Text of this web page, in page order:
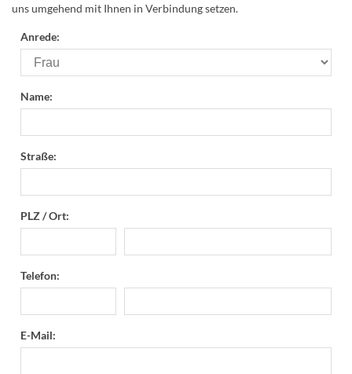
uns umgehend mit Ihnen in Verbindung setzen.
Anrede:
Name:
Straße:
PLZ / Ort:
Telefon:
E-Mail: